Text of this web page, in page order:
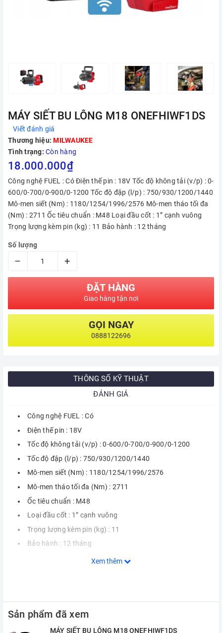
MÁY SIẾT BU LÔNG M18 ONEFHIWF1DS
Viết đánh giá
Thương hiệu: MILWAUKEE
Tình trạng: Còn hàng
18.000.000₫
Công nghệ FUEL : Có Điện thế pin : 18V Tốc độ không tải (v/p) : 0-
600/0-700/0-900/0-1200 Tốc độ đập (l/p) : 750/930/1200/1440
Mô-men siết (Nm) : 1180/1254/1996/2576 Mô-men tháo tối đa
(Nm) : 2711 Ốc tiêu chuẩn : M48 Loại đầu cốt : 1” cạnh vuông
Trọng lượng kèm pin (kg) : 11 Bảo hành : 12 tháng
Số lượng
– +
ĐẶT HÀNG
Giao hàng tận nơi
GỌI NGAY
0888122696
THÔNG SỐ KỸ THUẬT
ĐÁNH GIÁ
Công nghệ FUEL : Có
Điện thế pin : 18V
Tốc độ không tải (v/p) : 0-600/0-700/0-900/0-1200
Tốc độ đập (l/p) : 750/930/1200/1440
Mô-men siết (Nm) : 1180/1254/1996/2576
Mô-men tháo tối đa (Nm) : 2711
Ốc tiêu chuẩn : M48
Loại đầu cốt : 1” cạnh vuông
Trọng lượng kèm pin (kg) : 11
Bảo hành : 12 tháng
Xem thêm
Sản phẩm đã xem
MÁY SIẾT BU LÔNG M18 ONEFHIWF1DS